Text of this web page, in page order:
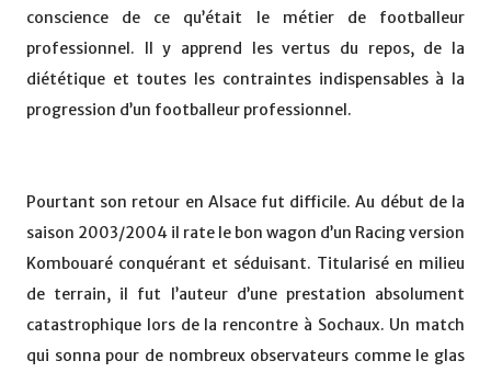
conscience de ce qu’était le métier de footballeur
professionnel. Il y apprend les vertus du repos, de la
diététique et toutes les contraintes indispensables à la
progression d’un footballeur professionnel.
Pourtant son retour en Alsace fut difficile. Au début de la
saison 2003/2004 il rate le bon wagon d’un Racing version
Kombouaré conquérant et séduisant. Titularisé en milieu
de terrain, il fut l’auteur d’une prestation absolument
catastrophique lors de la rencontre à Sochaux. Un match
qui sonna pour de nombreux observateurs comme le glas